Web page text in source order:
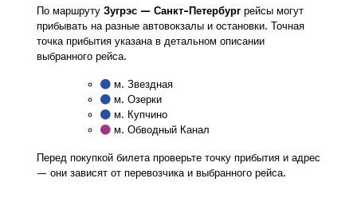
По маршруту Зугрэс — Санкт-Петербург рейсы могут
прибывать на разные автовокзалы и остановки. Точная
точка прибытия указана в детальном описании
выбранного рейса.
м. Звездная
м. Озерки
м. Купчино
м. Обводный Канал
Перед покупкой билета проверьте точку прибытия и адрес
— они зависят от перевозчика и выбранного рейса.